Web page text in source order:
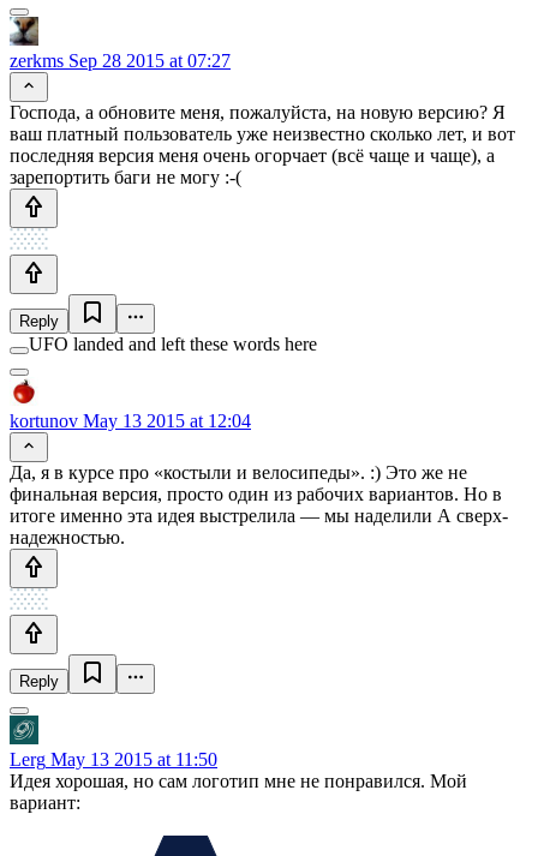
zerkms Sep 28 2015 at 07:27
Господа, а обновите меня, пожалуйста, на новую версию? Я
ваш платный пользователь уже неизвестно сколько лет, и вот
последняя версия меня очень огорчает (всё чаще и чаще), а
зарепортить баги не могу :-(
Reply
UFO landed and left these words here
kortunov May 13 2015 at 12:04
Да, я в курсе про «костыли и велосипеды». :) Это же не
финальная версия, просто один из рабочих вариантов. Но в
итоге именно эта идея выстрелила — мы наделили А сверх-
надежностью.
Reply
Lerg May 13 2015 at 11:50
Идея хорошая, но сам логотип мне не понравился. Мой
вариант: